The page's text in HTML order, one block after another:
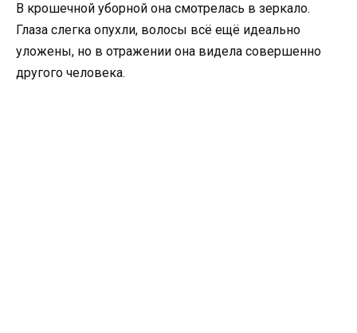
В крошечной уборной она смотрелась в зеркало.
Глаза слегка опухли, волосы всё ещё идеально
уложены, но в отражении она видела совершенно
другого человека.